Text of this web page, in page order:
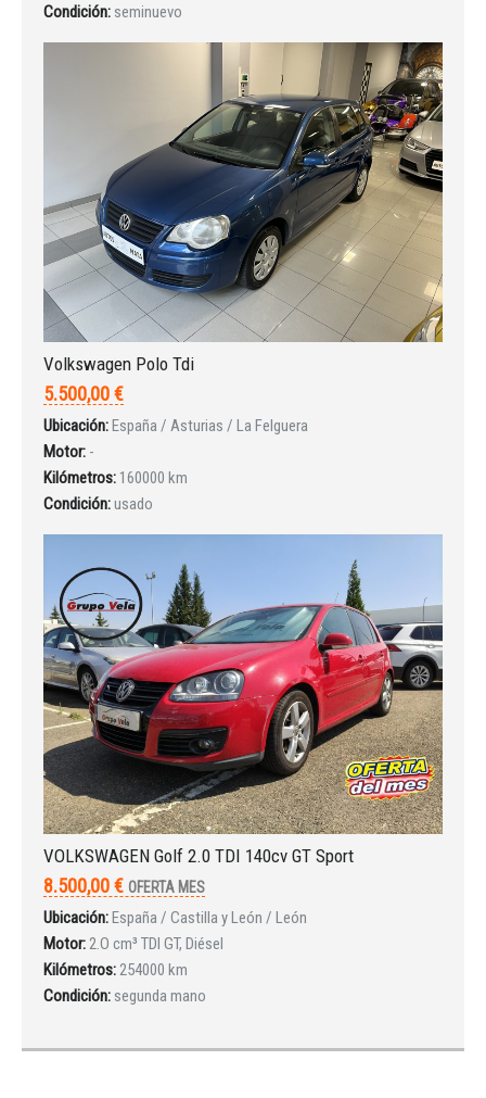
INICIAR SESIÓN
¿Ha olvidado la contraseña?
Condición: seminuevo
Volkswagen Polo Tdi
5.500,00 €
Ubicación:España / Asturias / La Felguera
Motor: -
Kilómetros: 160000 km
Condición:usado
VOLKSWAGEN Golf 2.0 TDI 140cv GT Sport
8.500,00 € OFERTA MES
Ubicación:España / Castilla y León / León
Motor:2.O cm³ TDI GT, Diésel
Kilómetros:254000 km
Condición: segunda mano